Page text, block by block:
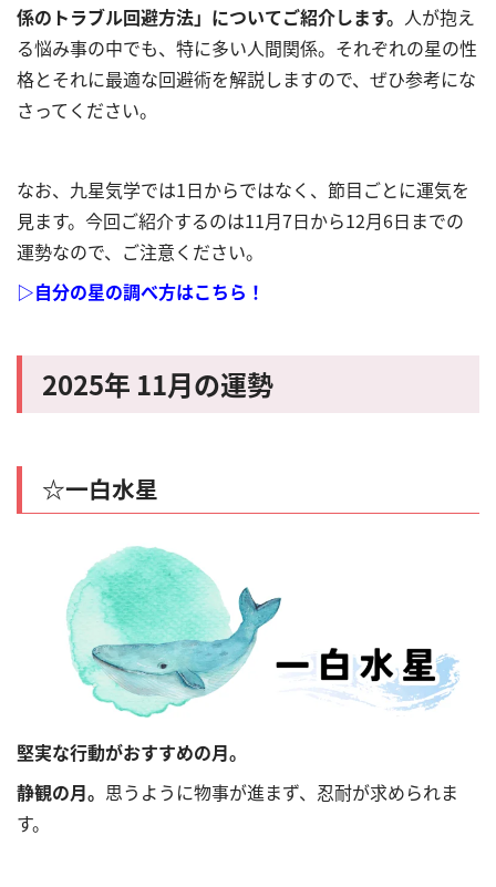
係のトラブル回避方法」についてご紹介します。 人が抱え
る悩み事の中でも、特に多い人間関係。それぞれの星の性
格とそれに最適な回避術を解説しますので、ぜひ参考にな
さってください。
なお、九星気学では1日からではなく、節目ごとに運気を
見ます。今回ご紹介するのは11月7日から12月6日までの
運勢なので、ご注意ください。
▷自分の星の調べ方はこちら！
2025年 11月の運勢
☆一白水星
堅実な行動がおすすめの月。
静観の月。 思うように物事が進まず、忍耐が求められま
す。